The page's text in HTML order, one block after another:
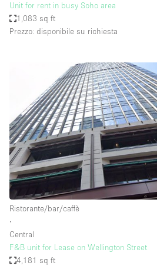
Unit for rent in busy Soho area
1,083 sq ft
Prezzo: disponibile su richiesta
Ristorante/bar/caffè
∙
Central
F&B unit for Lease on Wellington Street
4,181 sq ft